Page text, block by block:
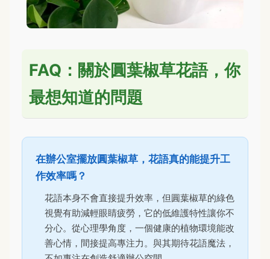
FAQ：關於圓葉椒草花語，你
最想知道的問題
在辦公室擺放圓葉椒草，花語真的能提升工
作效率嗎？
花語本身不會直接提升效率，但圓葉椒草的綠色
視覺有助減輕眼睛疲勞，它的低維護特性讓你不
分心。從心理學角度，一個健康的植物環境能改
善心情，間接提高專注力。與其期待花語魔法，